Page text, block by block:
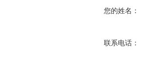
您的姓名：
联系电话：